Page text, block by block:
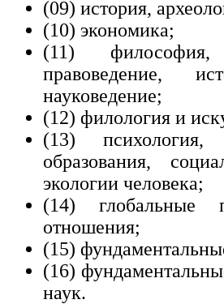
(09) история,
(10) экономика;
(11) философия,
правоведение,
науковедение;
(12) филология и
(13) психология,
образования,
экологии человека;
(14) глобальные
отношения;
(15)
(16)
наук.